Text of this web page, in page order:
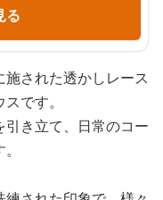
る
された透かしレース
です。
き立て、日常のコー